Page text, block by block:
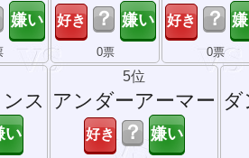
？
0票
？
0票
ス
5位
アンダーアーマー
？
ダ